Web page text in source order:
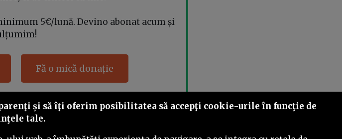
5€/lună. Devino abonat acum și
Fă o mică donație
this
și să îţi oferim posibilitatea să accepţi cookie-urile în funcţie de
tale.